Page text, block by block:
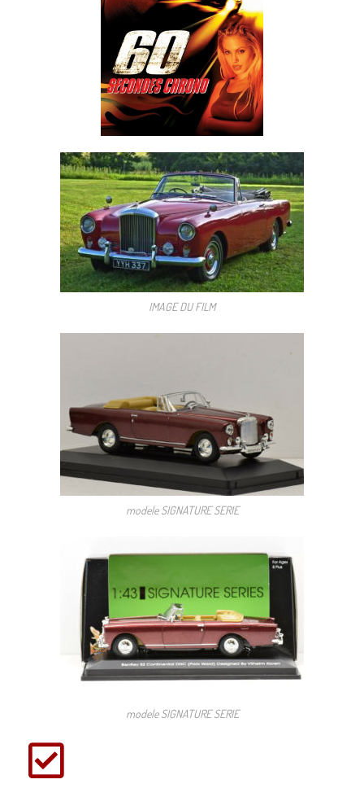
IMAGE DU FILM
modele SIGNATURE SERIE
modele SIGNATURE SERIE